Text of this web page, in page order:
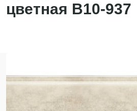
цветная B10-937